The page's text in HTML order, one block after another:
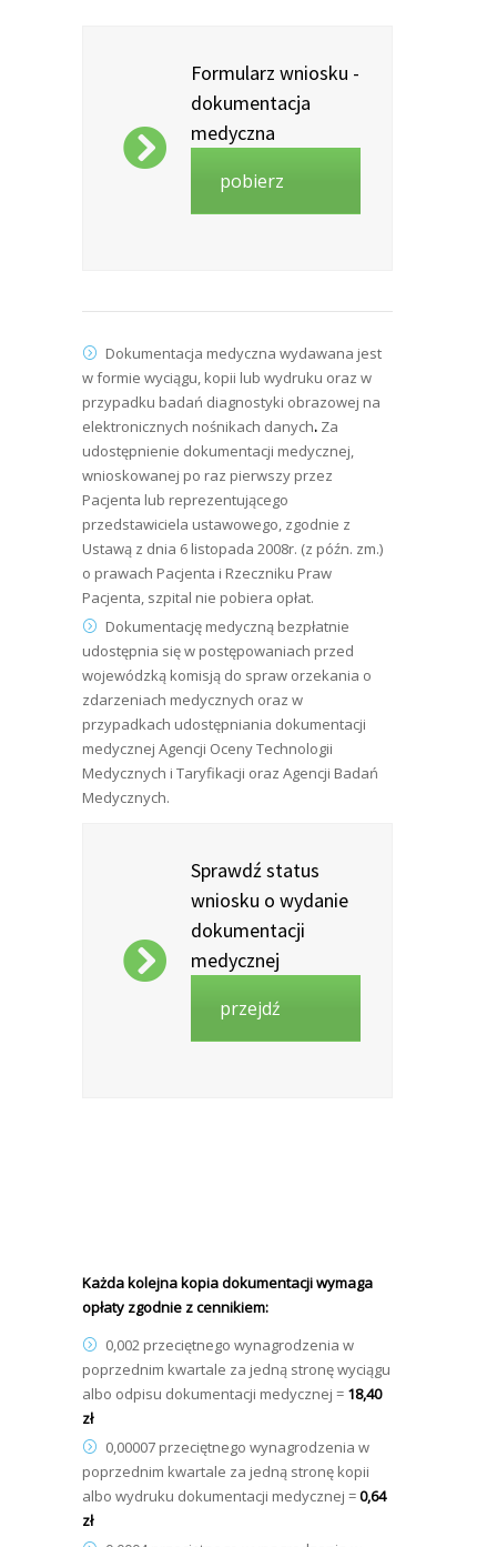
Formularz wniosku -
dokumentacja
medyczna
pobierz
Dokumentacja medyczna wydawana jest
w formie wyciągu, kopii lub wydruku oraz w
przypadku badań diagnostyki obrazowej na
elektronicznych nośnikach danych. Za
udostępnienie dokumentacji medycznej,
wnioskowanej po raz pierwszy przez
Pacjenta lub reprezentującego
przedstawiciela ustawowego, zgodnie z
Ustawą z dnia 6 listopada 2008r. (z późn. zm.)
o prawach Pacjenta i Rzeczniku Praw
Pacjenta, szpital nie pobiera opłat.
Dokumentację medyczną bezpłatnie
udostępnia się w postępowaniach przed
wojewódzką komisją do spraw orzekania o
zdarzeniach medycznych oraz w
przypadkach udostępniania dokumentacji
medycznej Agencji Oceny Technologii
Medycznych i Taryfikacji oraz Agencji Badań
Medycznych.
Sprawdź status
wniosku o wydanie
dokumentacji
medycznej
przejdź
Każda kolejna kopia dokumentacji wymaga
opłaty zgodnie z cennikiem:
0,002 przeciętnego wynagrodzenia w
poprzednim kwartale za jedną stronę wyciągu
albo odpisu dokumentacji medycznej = 18,40
zł
0,00007 przeciętnego wynagrodzenia w
poprzednim kwartale za jedną stronę kopii
albo wydruku dokumentacji medycznej =0,64
zł